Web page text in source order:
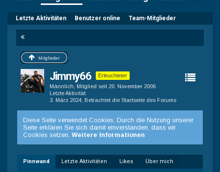
Letzte Aktivitäten Benutzer online Team-Mitglieder
Mitglieder
Jimmy66
Erleuchteter
Männlich
Mitglied seit 20. November 2006
Letzte Aktivität
3. März 2024 , Betrachtet die Startseite des Forums
Diese Seite verwendet Cookies. Durch die Nutzung unserer
Seite erklären Sie sich damit einverstanden, dass wir
Cookies setzen. Weitere Informationen
Pinnwand Letzte Aktivitäten Likes Über mich